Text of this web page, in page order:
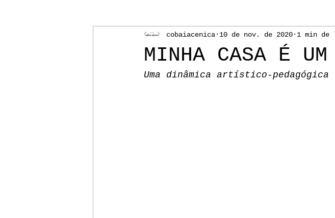
Acompanhamento_processo_roma Eu Visito Tua
A Lenda do Rio Bernunça Miguel, o
MINHA CASA É UM
cobaiacenica 10 de nov. de 2020 1 min
Uma dinâmica artístico-pedagógica